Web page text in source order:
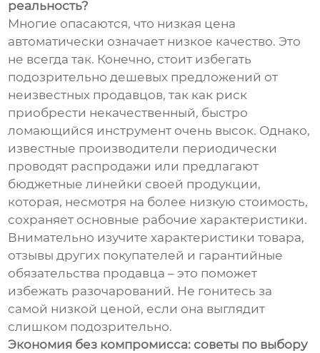
реальность?
Многие опасаются, что низкая цена
автоматически означает низкое качество. Это
не всегда так. Конечно, стоит избегать
подозрительно дешевых предложений от
неизвестных продавцов, так как риск
приобрести некачественный, быстро
ломающийся инструмент очень высок. Однако,
известные производители периодически
проводят распродажи или предлагают
бюджетные линейки своей продукции,
которая, несмотря на более низкую стоимость,
сохраняет основные рабочие характеристики.
Внимательно изучите характеристики товара,
отзывы других покупателей и гарантийные
обязательства продавца – это поможет
избежать разочарований. Не гонитесь за
самой низкой ценой, если она выглядит
слишком подозрительно.
Экономия без компромисса: советы по выбору